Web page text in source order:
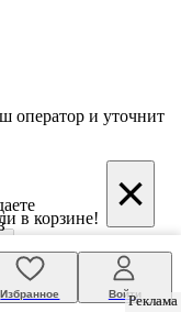
Реклама
Реклама
Избранное Войти
оператор и уточнит
×
в корзине!